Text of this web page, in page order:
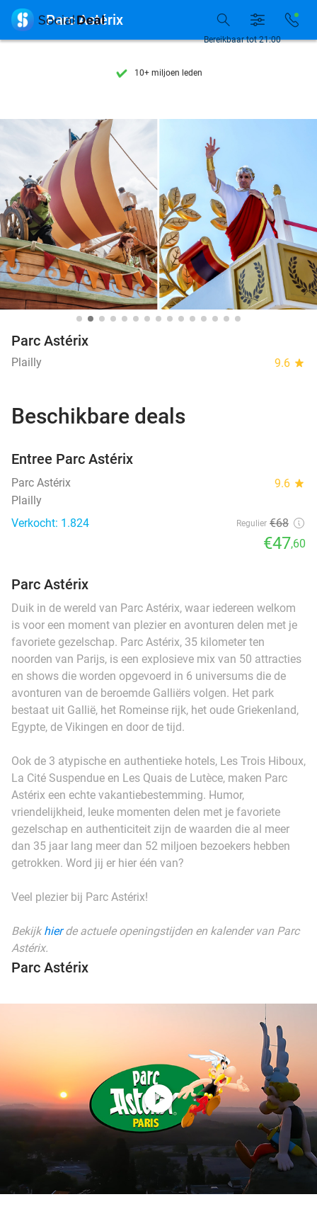
7 dagen per week beschikbaar
7 dagen per week beschikbaar
10+ miljoen leden
Bereikbaar tot 21:00
 Parc Astérix
Parc Astérix
Plailly 9.6 star
Beschikbare deals
Entree Parc Astérix
Parc Astérix 9.6 star
Plailly
Verkocht: 1.824
Regulier €68
€47,60
Parc Astérix
Duik in de wereld van Parc Astérix, waar iedereen welkom
is voor een moment van plezier en avonturen delen met je
favoriete gezelschap. Parc Astérix, 35 kilometer ten
noorden van Parijs, is een explosieve mix van 50 attracties
en shows die worden opgevoerd in 6 universums die de
avonturen van de beroemde Galliërs volgen. Het park
bestaat uit Gallië, het Romeinse rijk, het oude Griekenland,
Egypte, de Vikingen en door de tijd.
Ook de 3 atypische en authentieke hotels, Les Trois Hiboux,
La Cité Suspendue en Les Quais de Lutèce, maken Parc
Astérix een echte vakantiebestemming. Humor,
vriendelijkheid, leuke momenten delen met je favoriete
gezelschap en authenticiteit zijn de waarden die al meer
dan 35 jaar lang meer dan 52 miljoen bezoekers hebben
getrokken. Word jij er hier één van?
Veel plezier bij Parc Astérix!
Bekijkhierde actuele openingstijden en kalender van Parc
Astérix.
Parc Astérix
play_circle